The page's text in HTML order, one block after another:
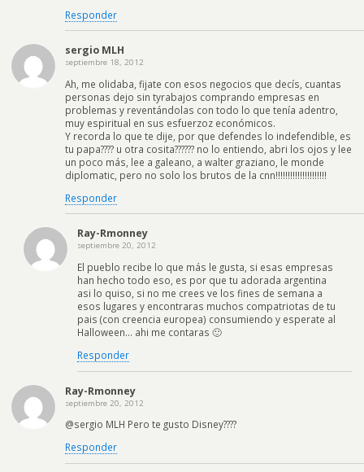
Responder
sergio MLH
septiembre 18, 2012
Ah, me olidaba, fijate con esos negocios que decís, cuantas
personas dejo sin tyrabajos comprando empresas en
problemas y reventándolas con todo lo que tenía adentro,
muy espiritual en sus esfuerzoz económicos.
Y recorda lo que te dije, por que defendes lo indefendible, es
tu papa???? u otra cosita?????? no lo entiendo, abri los ojos y lee
un poco más, lee a galeano, a walter graziano, le monde
diplomatic, pero no solo los brutos de la cnn!!!!!!!!!!!!!!!!!!!!!
Responder
Ray-Rmonney
septiembre 20, 2012
El pueblo recibe lo que más le gusta, si esas empresas
han hecho todo eso, es por que tu adorada argentina
asi lo quiso, si no me crees ve los fines de semana a
esos lugares y encontraras muchos compatriotas de tu
pais (con creencia europea) consumiendo y esperate al
Halloween… ahi me contaras 🙂
Responder
Ray-Rmonney
septiembre 20, 2012
@sergio MLH Pero te gusto Disney????
Responder